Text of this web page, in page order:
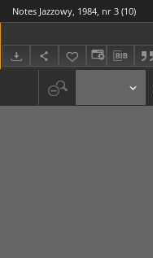
Notes Jazzowy, 1984, nr 3 (10)